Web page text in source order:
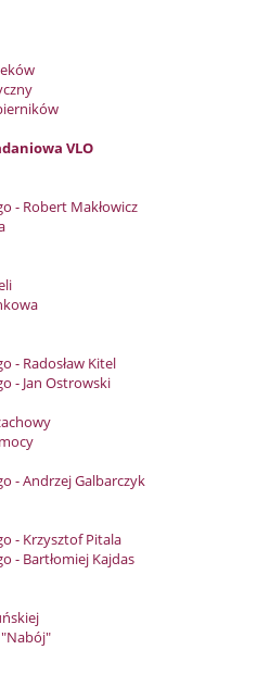
VLO
- Robert Makłowicz
- Radosław Kitel
- Jan Ostrowski
- Andrzej Galbarczyk
- Krzysztof Pitala
- Bartłomiej Kajdas